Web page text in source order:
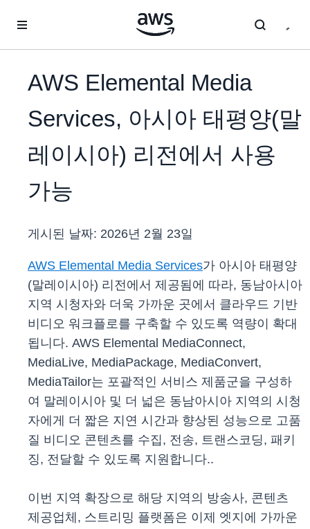
AWS Elemental Media
Services, 아시아 태평양(말
레이시아) 리전에서 사용
가능
게시된 날짜: 2026년 2월 23일
AWS Elemental Media Services가 아시아 태평양
(말레이시아) 리전에서 제공됨에 따라, 동남아시아
지역 시청자와 더욱 가까운 곳에서 클라우드 기반
비디오 워크플로를 구축할 수 있도록 역량이 확대
됩니다. AWS Elemental MediaConnect,
MediaLive, MediaPackage, MediaConvert,
MediaTailor는 포괄적인 서비스 제품군을 구성하
여 말레이시아 및 더 넓은 동남아시아 지역의 시청
자에게 더 짧은 지연 시간과 향상된 성능으로 고품
질 비디오 콘텐츠를 수집, 전송, 트랜스코딩, 패키
징, 전달할 수 있도록 지원합니다..
이번 지역 확장으로 해당 지역의 방송사, 콘텐츠
제공업체, 스트리밍 플랫폼은 이제 엣지에 가까운